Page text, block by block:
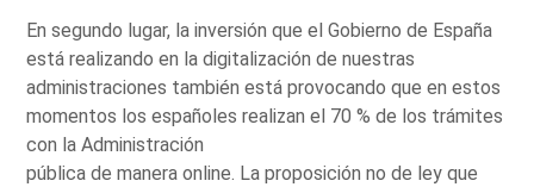
En segundo lugar, la inversión que el Gobierno de España
está realizando en la digitalización de nuestras
administraciones también está provocando que en estos
momentos los españoles realizan el 70 % de los trámites
con la Administración
pública de manera online. La proposición no de ley que